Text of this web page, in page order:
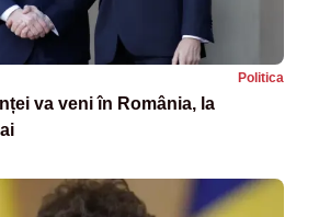
Politica
va veni în România, la